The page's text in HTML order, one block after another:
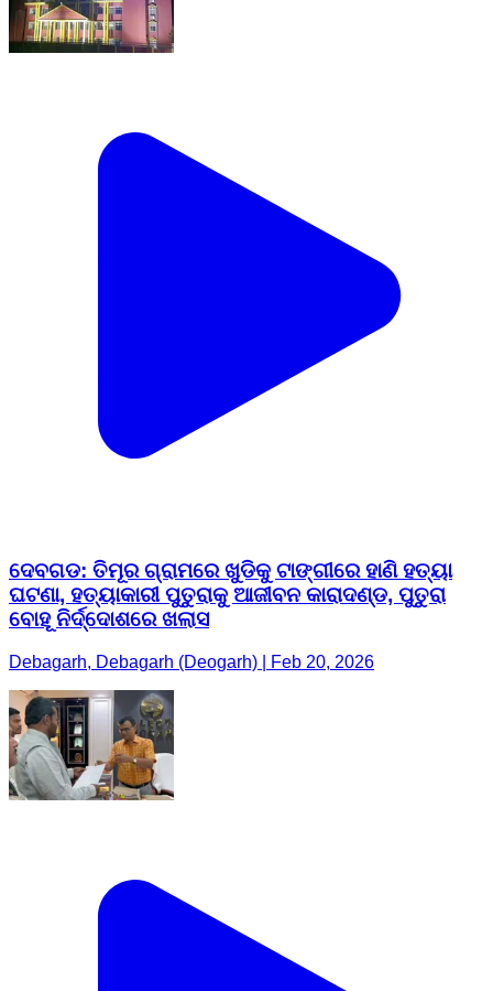
ଦେବଗଡ: ତିମୂର ଗ୍ରାମରେ ଖୁଡିକୁ ଟାଙ୍ଗୀରେ ହାଣି ହତ୍ୟା
ଘଟଣା, ହତ୍ୟାକାରୀ ପୁତୁରାକୁ ଆଜୀବନ କାରାଦଣ୍ଡ, ପୁତୁରା
ବୋହୂ ନିର୍ଦ୍ଦୋଶରେ ଖଲାସ
Debagarh, Debagarh (Deogarh) | Feb 20, 2026